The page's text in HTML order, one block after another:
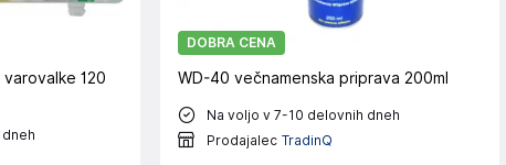
120
DOBRA CENA
WD-40 večnamenska priprava 200ml
Na voljo v 7-10 delovnih dneh
Prodajalec TradinQ